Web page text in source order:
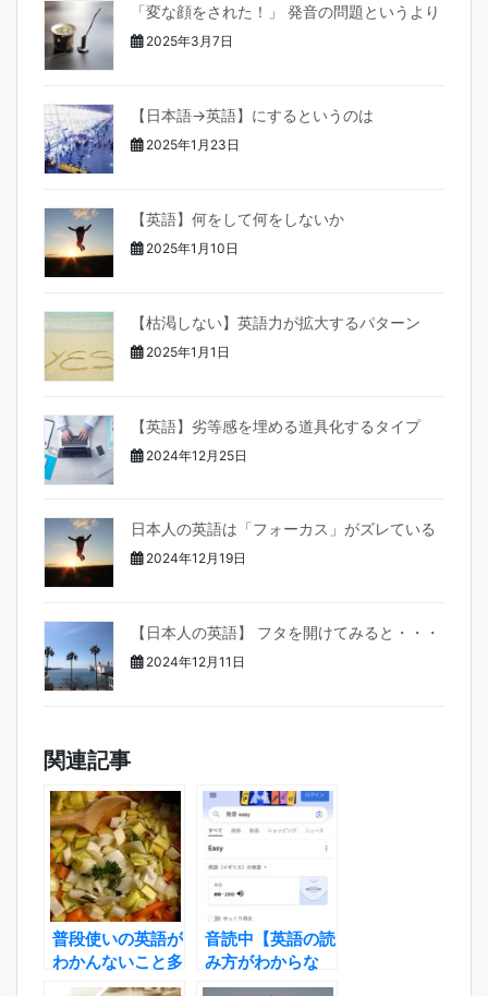
「変な顔をされた！」 発音の問題というより
2025年3月7日
【日本語→英語】にするというのは
2025年1月23日
【英語】何をして何をしないか
2025年1月10日
【枯渇しない】英語力が拡大するパターン
2025年1月1日
【英語】劣等感を埋める道具化するタイプ
2024年12月25日
日本人の英語は「フォーカス」がズレている
2024年12月19日
【日本人の英語】 フタを開けてみると・・・
2024年12月11日
関連記事
普段使いの英語が
わかんないこと多
いです。
音読中【英語の読
み方がわからな
い！】対処法